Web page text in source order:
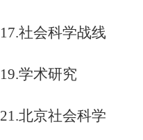
17.社会科学战线
19.学术研究
21.北京社会科学